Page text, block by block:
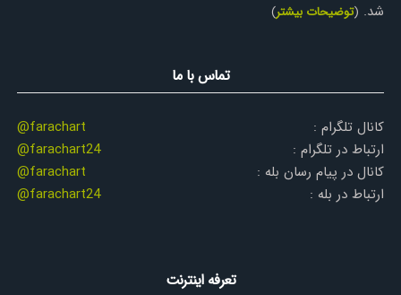
شد. (توضیحات بیشتر)
تماس با ما
کانال تلگرام :
@farachart
ارتباط در تلگرام :
@farachart24
کانال در پیام رسان بله :
@farachart
ارتباط در بله :
@farachart24
تعرفه اینترنت